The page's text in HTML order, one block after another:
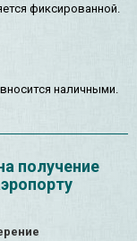
фиксированной.
наличными.
получение